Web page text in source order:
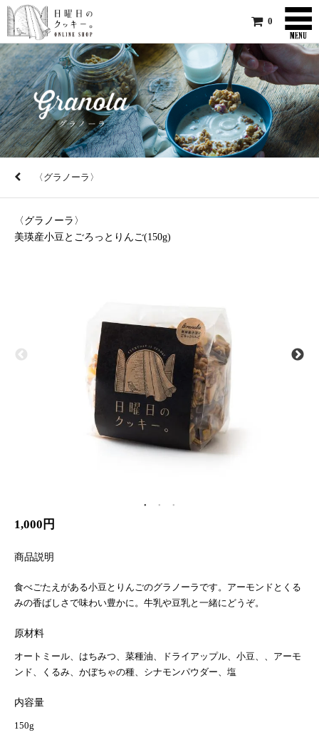
0
〈グラノーラ〉
〈グラノーラ〉
美瑛産小豆とごろっとりんご(150g)
1,000円
商品説明
食べごたえがある小豆とりんごのグラノーラです。アーモンドとくる
みの香ばしさで味わい豊かに。牛乳や豆乳と一緒にどうぞ。
原材料
オートミール、はちみつ、菜種油、ドライアップル、小豆、、アーモ
ンド、くるみ、かぼちゃの種、シナモンパウダー、塩
内容量
150g